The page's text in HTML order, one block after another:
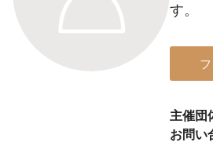
す。
主催団
お問い